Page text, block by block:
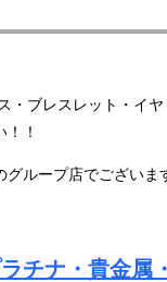
・ブレスレット・イ
！
ループ店でございま
チナ・貴金属